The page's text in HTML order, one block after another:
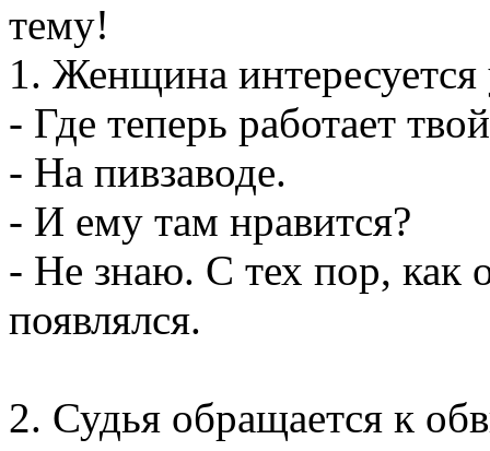
тему!
1. Женщина интересуется
- Где теперь работает
- Hа пивзаводе.
- И ему там нравится?
- Hе знаю. С тех пор, как
появлялся.
2. Судья обращается к